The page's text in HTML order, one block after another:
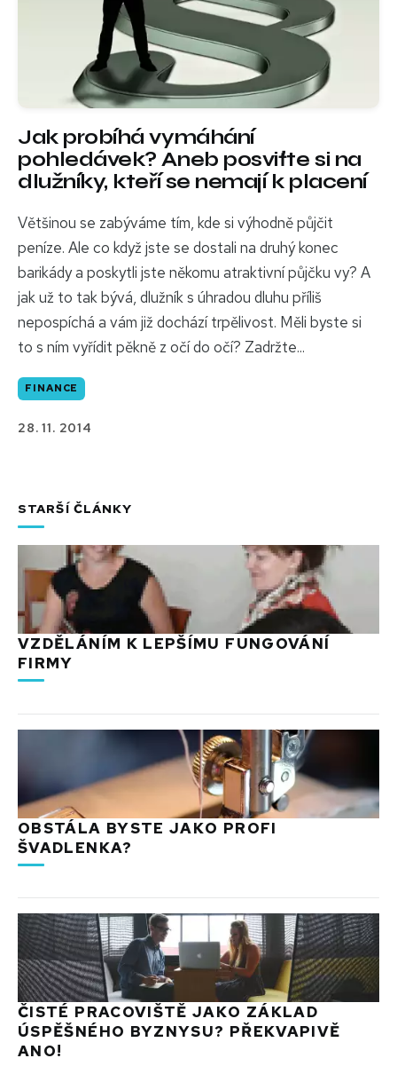
Jak probíhá vymáhání
pohledávek? Aneb posviťte si na
dlužníky, kteří se nemají k placení
Většinou se zabýváme tím, kde si výhodně půjčit
peníze. Ale co když jste se dostali na druhý konec
barikády a poskytli jste někomu atraktivní půjčku vy? A
jak už to tak bývá, dlužník s úhradou dluhu příliš
nepospíchá a vám již dochází trpělivost. Měli byste si
to s ním vyřídit pěkně z očí do očí? Zadržte...
FINANCE
28. 11. 2014
STARŠÍ ČLÁNKY
VZDĚLÁNÍM K LEPŠÍMU FUNGOVÁNÍ
FIRMY
OBSTÁLA BYSTE JAKO PROFI
ŠVADLENKA?
ČISTÉ PRACOVIŠTĚ JAKO ZÁKLAD
ÚSPĚŠNÉHO BYZNYSU? PŘEKVAPIVĚ
ANO!